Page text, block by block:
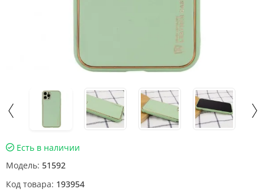
Есть в наличии
Модель: 51592
Код товара: 193954